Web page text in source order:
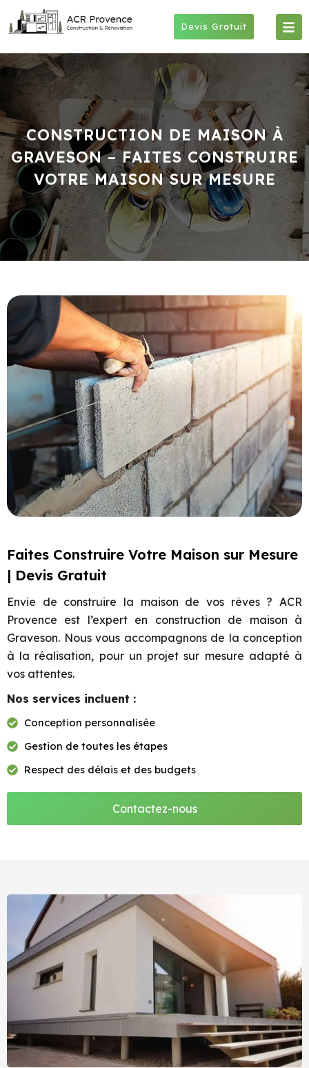
Devis Gratuit
CONSTRUCTION DE MAISON À
GRAVESON – FAITES CONSTRUIRE
VOTRE MAISON SUR MESURE
Faites Construire Votre Maison sur Mesure
| Devis Gratuit
Envie de construire la maison de vos rêves ? ACR
Provence est l’expert en construction de maison à
Graveson. Nous vous accompagnons de la conception
à la réalisation, pour un projet sur mesure adapté à
vos attentes.
Nos services incluent :
Conception personnalisée
Gestion de toutes les étapes
Respect des délais et des budgets
Contactez-nous